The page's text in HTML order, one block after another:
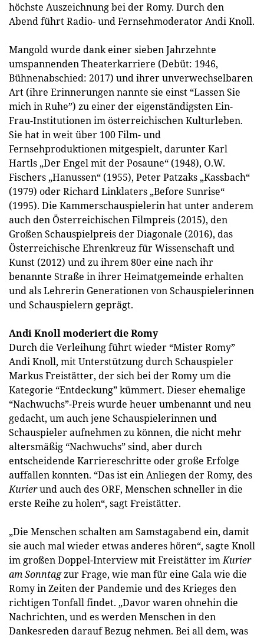
höchste Auszeichnung bei der Romy. Durch den
Abend führt Radio- und Fernsehmoderator Andi Knoll.
Mangold wurde dank einer sieben Jahrzehnte
umspannenden Theaterkarriere (Debüt: 1946,
Bühnenabschied: 2017) und ihrer unverwechselbaren
Art (ihre Erinnerungen nannte sie einst “Lassen Sie
mich in Ruhe”) zu einer der eigenständigsten Ein-
Frau-Institutionen im österreichischen Kulturleben.
Sie hat in weit über 100 Film- und
Fernsehproduktionen mitgespielt, darunter Karl
Hartls „Der Engel mit der Posaune“ (1948), O.W.
Fischers „Hanussen“ (1955), Peter Patzaks „Kassbach“
(1979) oder Richard Linklaters „Before Sunrise“
(1995). Die Kammerschauspielerin hat unter anderem
auch den Österreichischen Filmpreis (2015), den
Großen Schauspielpreis der Diagonale (2016), das
Österreichische Ehrenkreuz für Wissenschaft und
Kunst (2012) und zu ihrem 80er eine nach ihr
benannte Straße in ihrer Heimatgemeinde erhalten
und als Lehrerin Generationen von Schauspielerinnen
und Schauspielern geprägt.
Andi Knoll moderiert die Romy
Durch die Verleihung führt wieder “Mister Romy”
Andi Knoll, mit Unterstützung durch Schauspieler
Markus Freistätter, der sich bei der Romy um die
Kategorie “Entdeckung” kümmert. Dieser ehemalige
“Nachwuchs”-Preis wurde heuer umbenannt und neu
gedacht, um auch jene Schauspielerinnen und
Schauspieler aufnehmen zu können, die nicht mehr
altersmäßig “Nachwuchs” sind, aber durch
entscheidende Karriereschritte oder große Erfolge
auffallen konnten. “Das ist ein Anliegen der Romy, des
Kurierund auch des ORF, Menschen schneller in die
erste Reihe zu holen“, sagt Freistätter.
„Die Menschen schalten am Samstagabend ein, damit
sie auch mal wieder etwas anderes hören“, sagte Knoll
im großen Doppel-Interview mit Freistätter imKurier
am Sonntagzur Frage, wie man für eine Gala wie die
Romy in Zeiten der Pandemie und des Krieges den
richtigen Tonfall findet. „Davor waren ohnehin die
Nachrichten, und es werden Menschen in den
Dankesreden darauf Bezug nehmen. Bei all dem, was